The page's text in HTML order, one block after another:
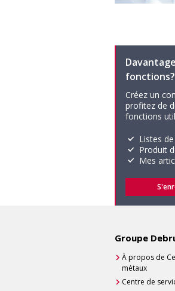
fonctions?
Créez un
profitez de
fonctions
Listes
Produit
Mes
Groupe
À propos de
métaux
Centre de